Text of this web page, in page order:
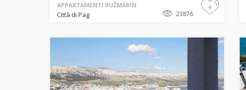
APPARTAMENTI RUŽMARIN
23876
Città di Pag
+